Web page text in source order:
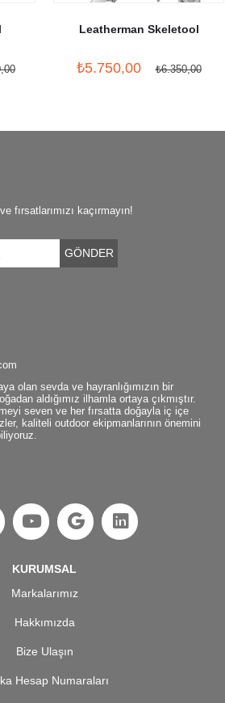
Leatherman Skeletool
₺5.750,00 ₺6.350,00
fırsatlarımızı kaçırmayın!
GÖNDER
olan sevda ve hayranlığımızın bir
aldığımız ilhamla ortaya çıkmıştır.
seven ve her fırsatta doğayla iç içe
kaliteli outdoor ekipmanlarının önemini
KURUMSAL
Markalarımız
Hakkımızda
Bize Ulaşın
Hesap Numaraları